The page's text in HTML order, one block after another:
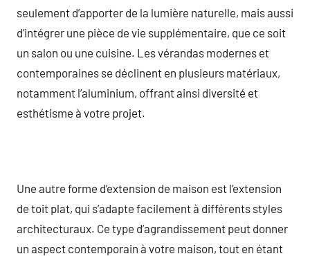
seulement d’apporter de la lumière naturelle, mais aussi
d’intégrer une pièce de vie supplémentaire, que ce soit
un salon ou une cuisine. Les vérandas modernes et
contemporaines se déclinent en plusieurs matériaux,
notamment l’aluminium, offrant ainsi diversité et
esthétisme à votre projet.
Une autre forme d’extension de maison est l’extension
de toit plat, qui s’adapte facilement à différents styles
architecturaux. Ce type d’agrandissement peut donner
un aspect contemporain à votre maison, tout en étant